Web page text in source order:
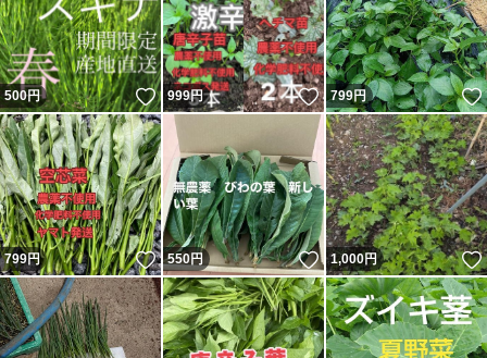
500円 いいね！
999円 いいね！
799円
799円 いいね！
550円 いいね！
1,000円